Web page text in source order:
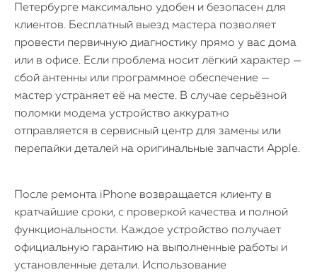
Петербурге максимально удобен и безопасен для
клиентов. Бесплатный выезд мастера позволяет
провести первичную диагностику прямо у вас дома
или в офисе. Если проблема носит лёгкий характер —
сбой антенны или программное обеспечение —
мастер устраняет её на месте. В случае серьёзной
поломки модема устройство аккуратно
отправляется в сервисный центр для замены или
перепайки деталей на оригинальные запчасти Apple.
После ремонта iPhone возвращается клиенту в
кратчайшие сроки, с проверкой качества и полной
функциональности. Каждое устройство получает
официальную гарантию на выполненные работы и
установленные детали. Использование